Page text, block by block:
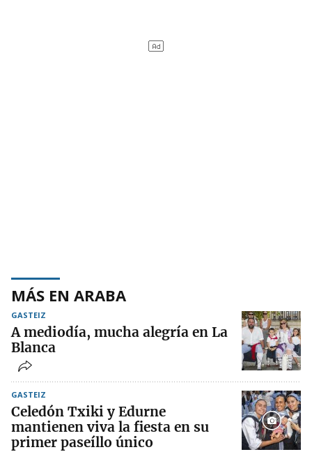
MÁS EN ARABA
GASTEIZ
A mediodía, mucha alegría en La
Blanca
GASTEIZ
Celedón Txiki y Edurne
mantienen viva la fiesta en su
primer paseíllo único